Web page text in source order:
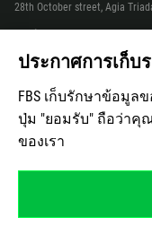
28th October street, Agia
สำหรับความร่วมมือ กรุณาติดต่
ตลาดค่าเงินเพื่อเทรดบน
การคัดลอก การทำสำเนา กา
ลักษณ์อักษรเท่านั้น
ส่วนร่วมในกิจกรรมการลงทุน
ประกาศการเก็บ
FBS เก็บรักษาข้อมูล
ปุ่ม "ยอมรับ" ถือว่าคุ
ของเรา
1671
224
245
592
39